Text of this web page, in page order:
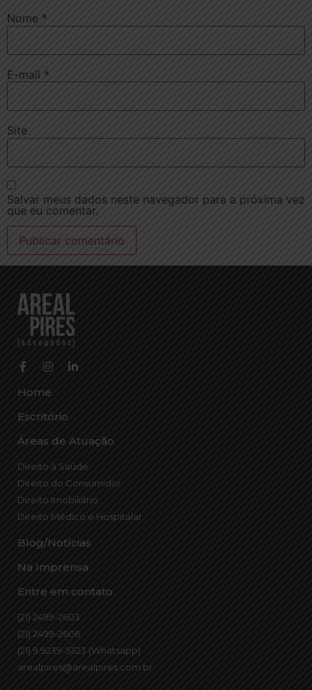
Nome *
E-mail *
Site
Salvar meus dados neste navegador para a próxima vez
que eu comentar.
Home
Escritório
Áreas de Atuação
Direito à Saúde
Direito do Consumidor
Direito Imobiliário
Direito Médico e Hospitalar
Blog/Notícias
Na Imprensa
Entre em contato
(21) 2499-2603
(21) 2499-2606
(21) 9 9239-5323 (Whatsapp)
arealpires@arealpires.com.br